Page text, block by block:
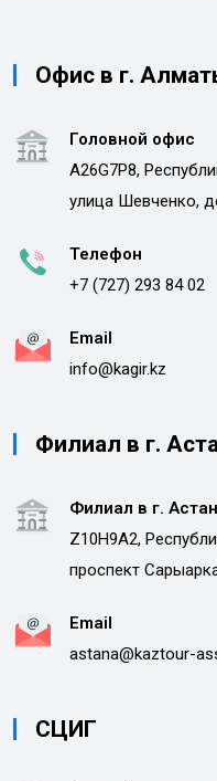
Офис в г.
Головной офис
A26G7P8,
улица Шевченко,
Телефон
+7 (727) 293 84 02
Email
info@kagir.kz
Филиал в г.
Филиал в г.
Z10H9A2,
проспект
Email
astana@kaztour-
СЦИГ